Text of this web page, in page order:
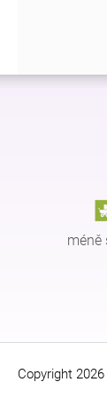
Z
méně
Copyright 2026